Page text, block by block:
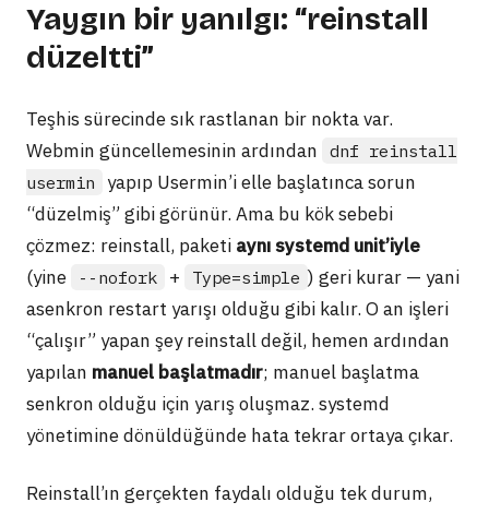
Yaygın bir yanılgı: “reinstall
düzeltti”
Teşhis sürecinde sık rastlanan bir nokta var.
Webmin güncellemesinin ardından dnf reinstall
usermin
yapıp Usermin’i elle başlatınca sorun
“düzelmiş” gibi görünür. Ama bu kök sebebi
çözmez: reinstall, paketi aynı systemd unit’iyle
(yine
--nofork + Type=simple ) geri kurar — yani
asenkron restart yarışı olduğu gibi kalır. O an işleri
“çalışır” yapan şey reinstall değil, hemen ardından
yapılan manuel başlatmadır; manuel başlatma
senkron olduğu için yarış oluşmaz. systemd
yönetimine dönüldüğünde hata tekrar ortaya çıkar.
Reinstall’ın gerçekten faydalı olduğu tek durum,